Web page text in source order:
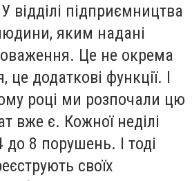
відділі підприємництва
яким надані
Це не окрема
додаткові функції. І
році ми розпочали цю
вже є. Кожної неділі
8 порушень. І тоді
своїх